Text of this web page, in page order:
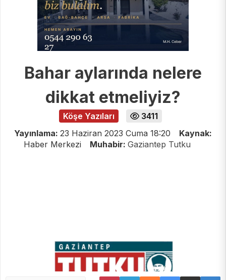
Bahar aylarında nelere
dikkat etmeliyiz?
Köşe Yazıları
3411
Yayınlama: 23 Haziran 2023 Cuma 18:20
Kaynak:
Haber Merkezi
Muhabir: Gaziantep Tutku